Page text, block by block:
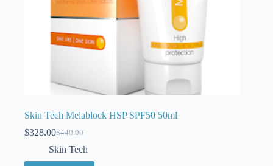
Skin Tech Melablock HSP SPF50 50ml
$440.00
$328.00
Skin Tech